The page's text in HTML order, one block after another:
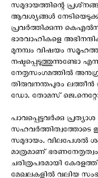
സമുദായത്തിന്റെ
ആവശ്യങ്ങൾ
പ്രവർത്തിക്കുന്ന
ഭാരവാഹികളെ
മുനമ്പം വിഷയം
നഷ്ടപ്പെടുത്തുന്നുണ്ടോ
നേതൃസംഗമത്തിൽ
തിരുവനന്തപുരം
ഡോ. തോമസ്
പാവപ്പെട്ടവർക്കു
സഹവർത്തിത്വത്തോടെ
സമുദായം. വിലപേശൽ
മാത്രമാണ്
ചരിത്രപരമായി